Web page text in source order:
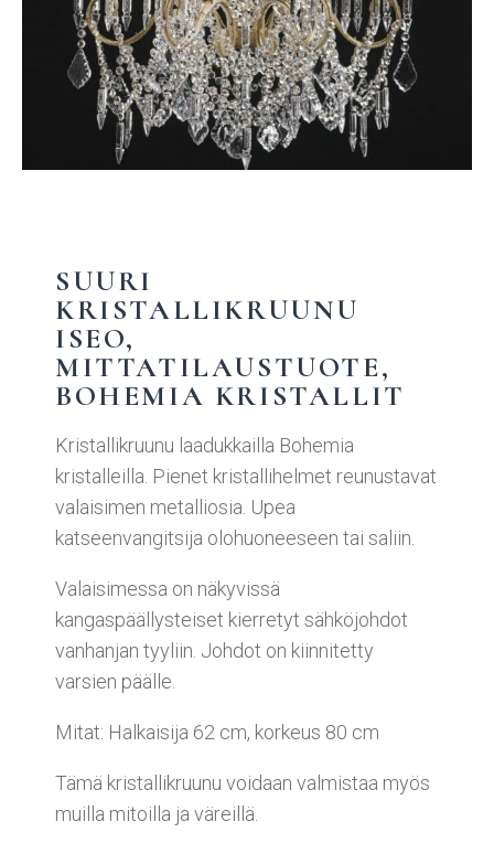
SUURI
KRISTALLIKRUUNU
ISEO,
MITTATILAUSTUOTE,
BOHEMIA KRISTALLIT
Kristallikruunu laadukkailla Bohemia
kristalleilla. Pienet kristallihelmet reunustavat
valaisimen metalliosia. Upea
katseenvangitsija olohuoneeseen tai saliin.
Valaisimessa on näkyvissä
kangaspäällysteiset kierretyt sähköjohdot
vanhanjan tyyliin. Johdot on kiinnitetty
varsien päälle.
Mitat: Halkaisija 62 cm, korkeus 80 cm
Tämä kristallikruunu voidaan valmistaa myös
muilla mitoilla ja väreillä.